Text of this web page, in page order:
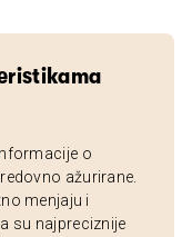
o
ažurirane.
menjaju i
su najpreciznije